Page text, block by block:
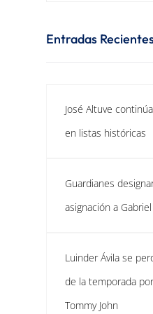
Entradas
José Altuve
en listas históricas
Guardianes
asignación a
Luinder Ávila se
de la temporada
Tommy John